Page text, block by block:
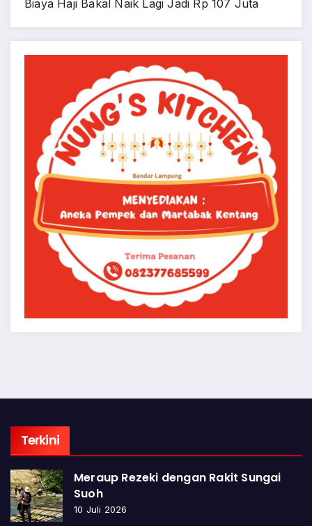
Biaya Haji Bakal Naik Lagi Jadi Rp 107 Juta
Terkini
Meraup Rezeki dengan Rakit Sungai
Suoh
10 Juli 2026